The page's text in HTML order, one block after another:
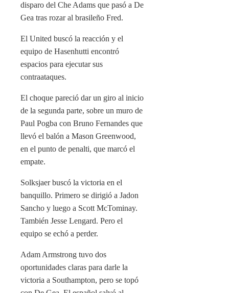
disparo del Che Adams que pasó a De
Gea tras rozar al brasileño Fred.
El United buscó la reacción y el
equipo de Hasenhutti encontró
espacios para ejecutar sus
contraataques.
El choque pareció dar un giro al inicio
de la segunda parte, sobre un muro de
Paul Pogba con Bruno Fernandes que
llevó el balón a Mason Greenwood,
en el punto de penalti, que marcó el
empate.
Solksjaer buscó la victoria en el
banquillo. Primero se dirigió a Jadon
Sancho y luego a Scott McTominay.
También Jesse Lengard. Pero el
equipo se echó a perder.
Adam Armstrong tuvo dos
oportunidades claras para darle la
victoria a Southampton, pero se topó